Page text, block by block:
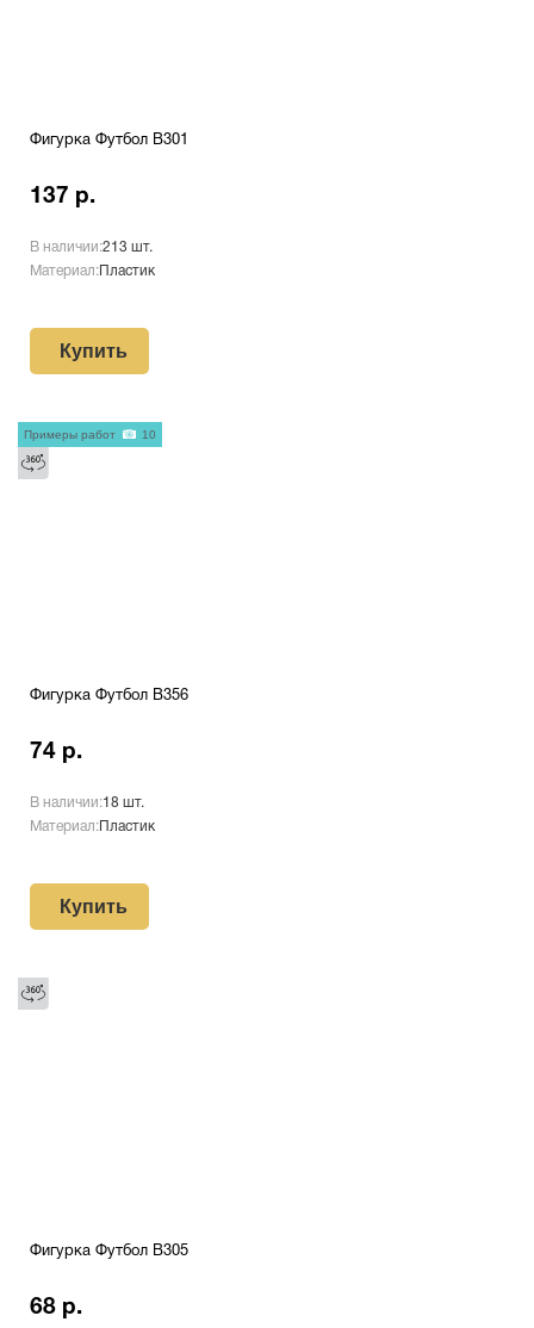
Фигурка Футбол B301
137 р.
В наличии:213 шт.
Материал: Пластик
Купить
Фигурка Футбол B356
74 р.
В наличии:18 шт.
Материал: Пластик
Купить
Примеры работ 10
Фигурка Футбол B305
68 р.